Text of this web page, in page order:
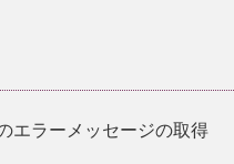
エラーメッセージの取得